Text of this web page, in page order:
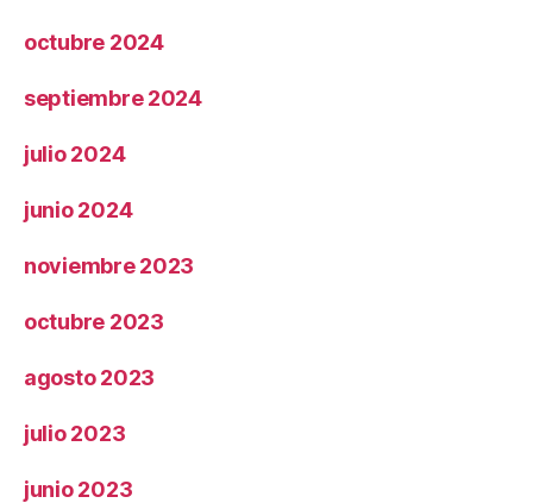
octubre 2024
septiembre 2024
julio 2024
junio 2024
noviembre 2023
octubre 2023
agosto 2023
julio 2023
junio 2023